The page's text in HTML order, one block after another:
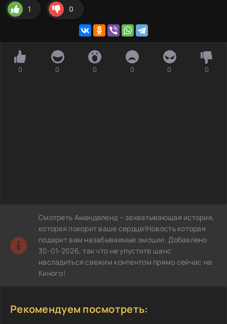
1 0
0 0 0 0 0 0
Смотреть Амандаленд – захватывающая история,
которая покорит ваше сердце!Новость которая
подарит вам незабываемые эмоции. Добавлено
30-01-2026, так что не упустите шанс
насладиться свежим контентом прямо сейчас на
Киного!
Рекомендуем посмотреть: